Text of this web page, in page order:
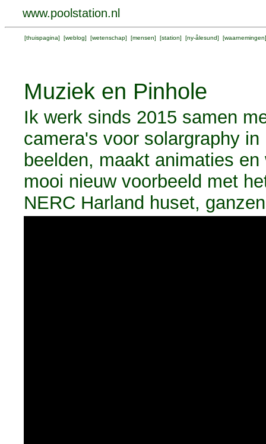
www.poolstation.nl
[thuispagina] [weblog] [wetenschap] [mensen] [station] [ny-ålesund] [waarnemingen
Muziek en Pinhole
Ik werk sinds 2015 samen
camera's voor solargraphy
beelden, maakt animaties
mooi nieuw voorbeeld met
NERC Harland huset,